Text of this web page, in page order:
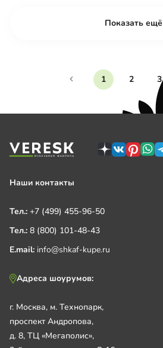
Показать ещё
1 2 3
Наши контакты
Тел.: +7 (499) 455-96-50
Тел.: 8 (800) 101-48-43
E.mail: info@shkaf-kupe.ru
Адреса шоурумов:
г. Москва, м. Технопарк,
проспект Андропова,
д. 8, ТЦ «Мегаполис»,